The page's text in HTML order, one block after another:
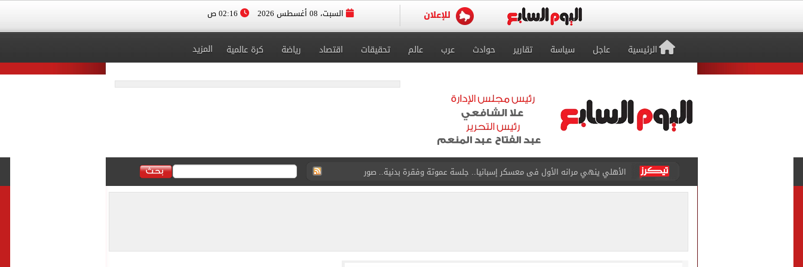
السبت، 08 أغسطس 2026
الرئيسية عاجل سياسة تقارير حوادث عرب عالم تحقيقات اقتصاد رياضة كرة عالمية المزيد
الأهلي ينهي مرانه الأول فى معسكر إسبانيا.. جلسة عموتة وفقرة بدنية.. صور
"تنظيم الاتصالات": تسجيل الخط باسم شخص لا يجعله مسؤولًا عن الجرائم المرتكبة به
مشاهد ساحرة على شاطئ رأس البر في أجواء صيفية مميزة.. فيديو